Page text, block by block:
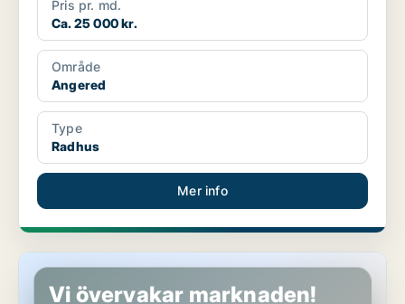
Pris pr. md.
Ca. 25 000 kr.
Område
Angered
Type
Radhus
Mer info
Radhus i Angered
Vi övervakar marknaden!